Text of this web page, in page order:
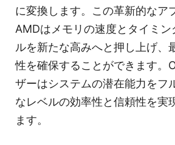
に変換します。この革新的なア
AMDはメモリの速度とタイミン
ルを新たな高みへと押し上げ、
性を確保することができます。
ザーはシステムの潜在能力をフ
なレベルの効率性と信頼性を実
ます。